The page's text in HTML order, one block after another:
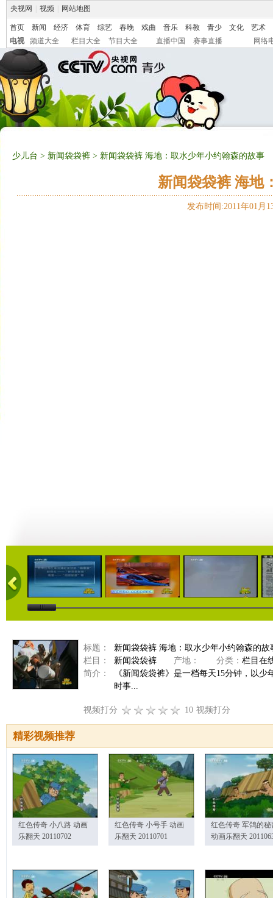
央视网 视频 网站地图
首页 新闻 经济 体育 综艺 春晚 戏曲 音乐 科教 青少 文化
艺术
电视
频道大全 栏目大全 节目大全 直播中国 赛事直播 网络
少儿台 > 新闻袋袋裤 > 新闻袋袋裤 海地：取水少年小约翰森的故事
新闻袋袋裤 海地
发布时间:2011年01月
01:24 01:26 01:21
标题：
新闻袋袋裤 海地：取水少年小约翰森的故
栏目：
新闻袋袋裤 产地： 分类： 栏目在
简介：
《新闻袋袋裤》是一档每天15分钟，以
时事...
视频打分 10 视频打分
精彩视频推荐
红色传奇 小八路 动画
乐翻天 20110702
红色传奇 小号手 动画
乐翻天 20110701
红色传奇 军鸽的秘
动画乐翻天